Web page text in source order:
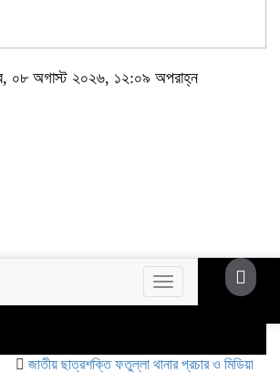
০৮ অগাস্ট ২০২৬, ১২:০৯ অপরাহ্ন
Toggle
navigation
জাতীয় ছাত্রশক্তি ফতুল্লা থানার প্রচার ও মিডিয়া সম্পাদক